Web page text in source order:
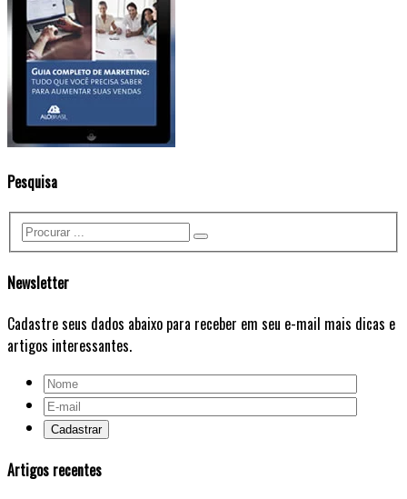
Pesquisa
Newsletter
Cadastre seus dados abaixo para receber em seu e-mail mais dicas e
artigos interessantes.
Artigos recentes